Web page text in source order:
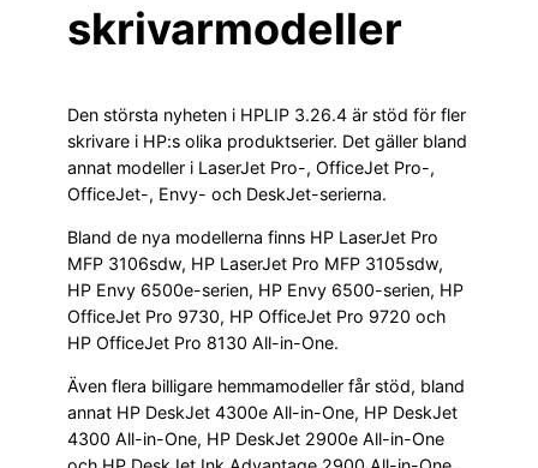
skrivarmodeller
Den största nyheten i HPLIP 3.26.4 är stöd för fler
skrivare i HP:s olika produktserier. Det gäller bland
annat modeller i LaserJet Pro-, OfficeJet Pro-,
OfficeJet-, Envy- och DeskJet-serierna.
Bland de nya modellerna finns HP LaserJet Pro
MFP 3106sdw, HP LaserJet Pro MFP 3105sdw,
HP Envy 6500e-serien, HP Envy 6500-serien, HP
OfficeJet Pro 9730, HP OfficeJet Pro 9720 och
HP OfficeJet Pro 8130 All-in-One.
Även flera billigare hemmamodeller får stöd, bland
annat HP DeskJet 4300e All-in-One, HP DeskJet
4300 All-in-One, HP DeskJet 2900e All-in-One